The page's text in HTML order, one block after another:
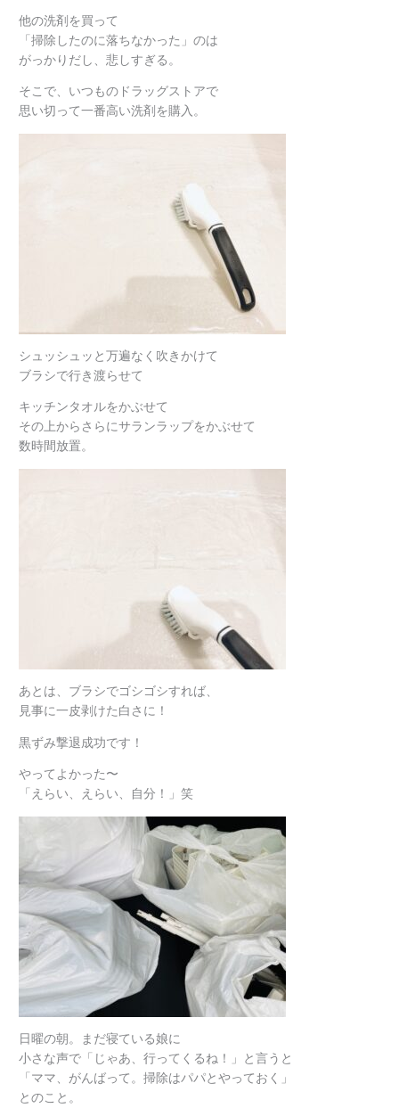
他の洗剤を買って
「掃除したのに落ちなかった」のは
がっかりだし、悲しすぎる。
そこで、いつものドラッグストアで
思い切って一番高い洗剤を購入。
シュッシュッと万遍なく吹きかけて
ブラシで行き渡らせて
キッチンタオルをかぶせて
その上からさらにサランラップをかぶせて
数時間放置。
あとは、ブラシでゴシゴシすれば、
見事に一皮剥けた白さに！
黒ずみ撃退成功です！
やってよかった〜
「えらい、えらい、自分！」笑
日曜の朝。まだ寝ている娘に
小さな声で「じゃあ、行ってくるね！」と言うと
「ママ、がんばって。掃除はパパとやっておく」
とのこと。